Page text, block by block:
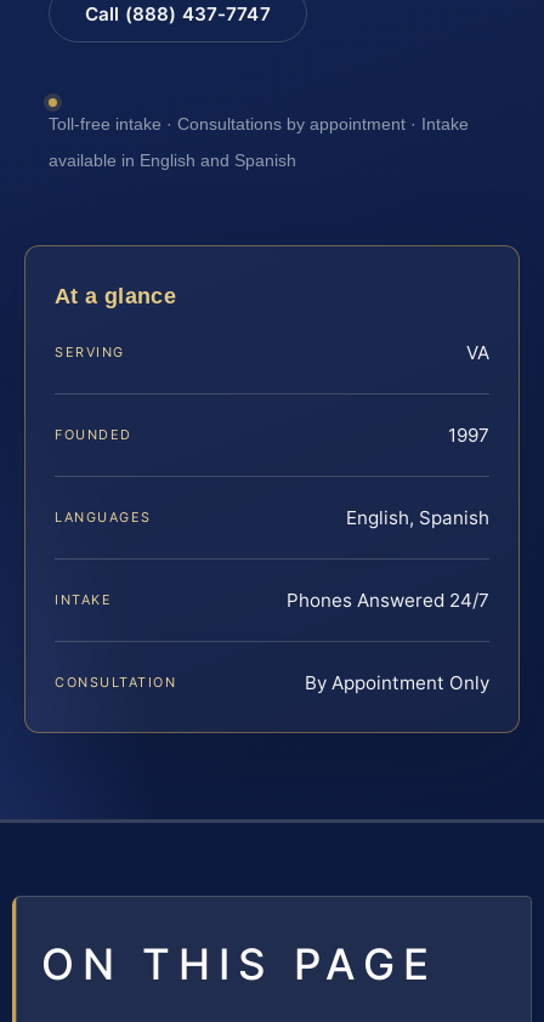
Call (888) 437-7747
Toll-free intake · Consultations by appointment · Intake
available in English and Spanish
At a glance
SERVING VA
FOUNDED 1997
LANGUAGES English, Spanish
INTAKE Phones Answered 24/7
CONSULTATION By Appointment Only
ON THIS PAGE